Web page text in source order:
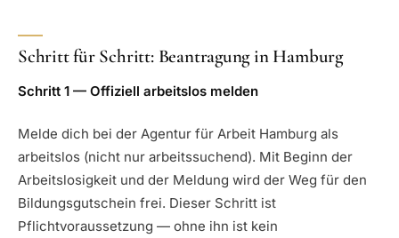
Schritt für Schritt: Beantragung in Hamburg
Schritt 1 — Offiziell arbeitslos melden
Melde dich bei der Agentur für Arbeit Hamburg als
arbeitslos (nicht nur arbeitssuchend). Mit Beginn der
Arbeitslosigkeit und der Meldung wird der Weg für den
Bildungsgutschein frei. Dieser Schritt ist
Pflichtvoraussetzung — ohne ihn ist kein